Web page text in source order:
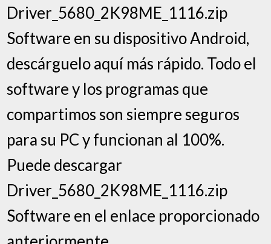
Driver_5680_2K98ME_1116.zip
Software en su dispositivo Android,
descárguelo aquí más rápido. Todo el
software y los programas que
compartimos son siempre seguros
para su PC y funcionan al 100%.
Puede descargar
Driver_5680_2K98ME_1116.zip
Software en el enlace proporcionado